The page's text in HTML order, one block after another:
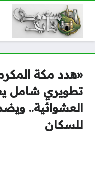
تطويري شامل
العشوائية..
للسكان